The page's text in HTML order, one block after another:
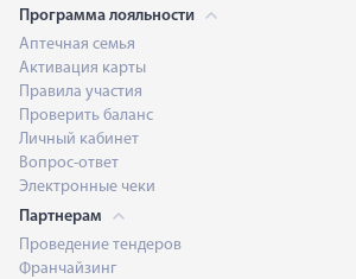
Программа лояльности
Аптечная семья
Активация карты
Правила участия
Проверить баланс
Личный кабинет
Вопрос-ответ
Электронные чеки
Партнерам
Проведение тендеров
Франчайзинг